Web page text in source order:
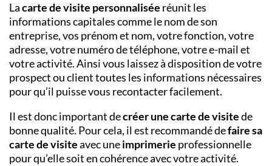
Lacarte de visite personnalisée réunit les
informations capitales comme le nom de son
entreprise, vos prénom et nom, votre fonction, votre
adresse, votre numéro de téléphone, votre e-mail et
votre activité. Ainsi vous laissez à disposition de votre
prospect ou client toutes les informations nécessaires
pour qu’il puisse vous recontacter facilement.
Il est donc important decréer une carte de visitede
bonne qualité. Pour cela, il est recommandé defaire sa
carte de visiteavec uneimprimerie professionnelle
pour qu’elle soit en cohérence avec votre activité.